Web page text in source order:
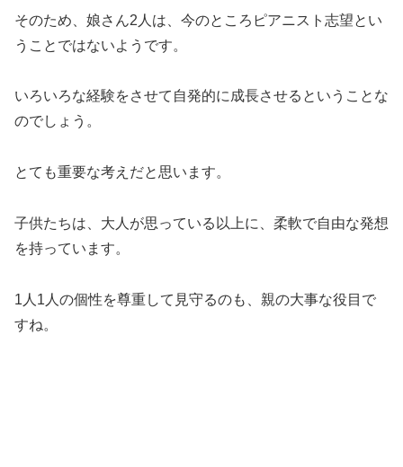
そのため、娘さん2人は、今のところピアニスト志望とい
うことではないようです。
いろいろな経験をさせて自発的に成長させるということな
のでしょう。
とても重要な考えだと思います。
子供たちは、大人が思っている以上に、柔軟で自由な発想
を持っています。
1人1人の個性を尊重して見守るのも、親の大事な役目で
すね。